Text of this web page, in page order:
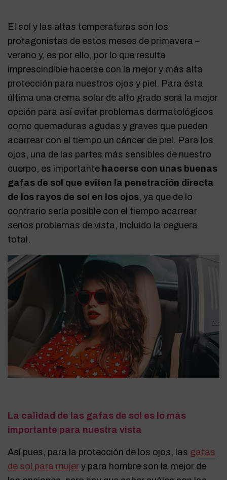
El sol y las altas temperaturas son los
protagonistas de estos meses de primavera –
verano y, es por ello, por lo que resulta
imprescindible hacerse con la mejor y más alta
protección para nuestros ojos y piel. Para ésta
última una crema solar de alto grado será la mejor
opción para así evitar problemas dermatológicos
como quemaduras agudas y graves que pueden
acarrear con el tiempo un cáncer de piel. Para los
ojos, una de las partes más sensibles de nuestro
cuerpo, es importante hacerse con unas buenas
gafas de sol que eviten la penetración directa
de los rayos de sol en los ojos, ya que de lo
contrario sería posible con el tiempo acarrear
serios problemas de vista, incluido la ceguera
total.
La calidad de las gafas de sol es lo más
importante para nuestra vista
Así pues, para la protección de los ojos, las gafas
de sol para mujer y para hombre son la mejor de